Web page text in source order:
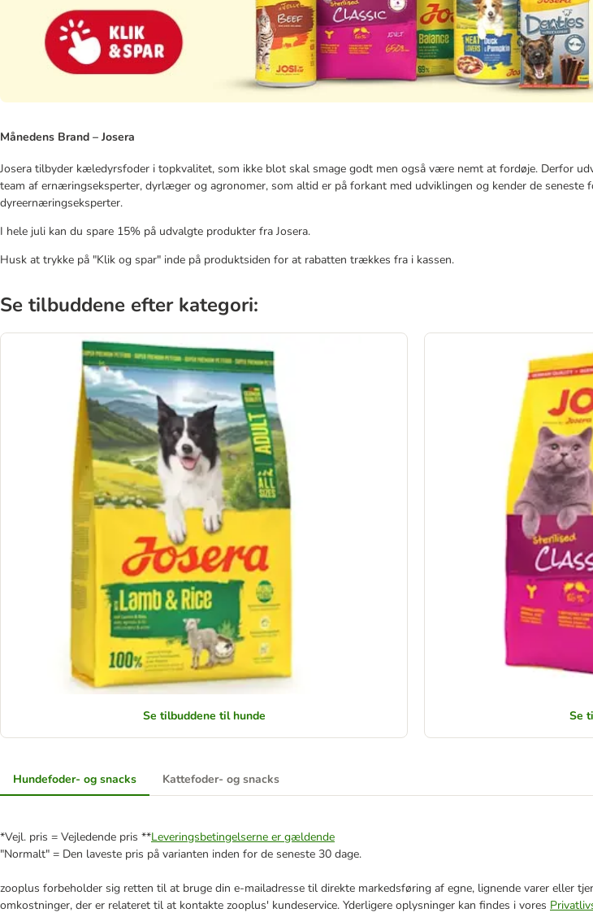
Månedens Brand – Josera
Josera tilbyder kæledyrsfoder i topkvalitet, som ikke blot skal smage godt men også være nemt at fordøje. Derfor
team af ernæringseksperter, dyrlæger og agronomer, som altid er på forkant med udviklingen og kender de seneste
dyreernæringseksperter.
I hele juli kan du spare 15% på udvalgte produkter fra Josera.
Husk at trykke på "Klik og spar" inde på produktsiden for at rabatten trækkes fra i kassen.
Se tilbuddene efter kategori:
Se tilbuddene til hunde Se
Hundefoder- og snacks Kattefoder- og snacks
*Vejl. pris = Vejledende pris **Leveringsbetingelserne er gældende
"Normalt" = Den laveste pris på varianten inden for de seneste 30 dage.
zooplus forbeholder sig retten til at bruge din e-mailadresse til direkte markedsføring af egne, lignende varer eller
omkostninger, der er relateret til at kontakte zooplus' kundeservice. Yderligere oplysninger kan findes i vores